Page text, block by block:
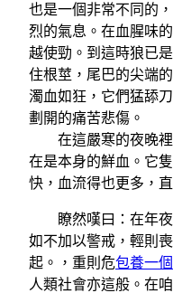
也是一個非常不同的
烈的氣息。在血腥味
越使勁。到這時狼已
住根莖，尾巴的尖端
濁血如狂，它們猛舔
劃開的痛苦悲傷。
在這嚴寒的夜晚裡
在是本身的鮮血。它
快，血流得也更多，
瞭然嘆曰：在年夜
如不加以警戒，輕則
起。，重則危包養一
人類社會亦這般。在